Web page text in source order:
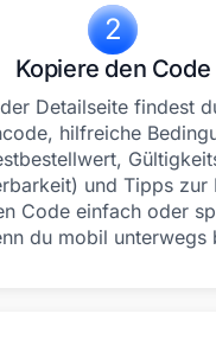
2
Kopiere den Code
Detailseite findest
hilfreiche
und Tipps zur
Code einfach oder
du mobil unterwegs